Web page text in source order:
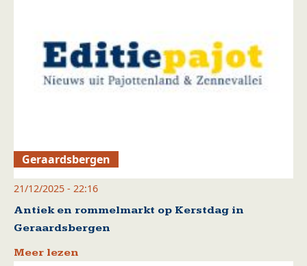
Geraardsbergen
21/12/2025 - 22:16
Antiek en rommelmarkt op Kerstdag in
Geraardsbergen
Meer lezen